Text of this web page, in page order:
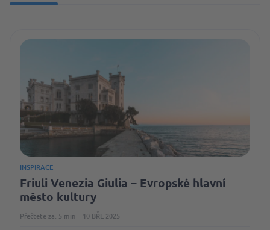
INSPIRACE
Friuli Venezia Giulia – Evropské hlavní
město kultury
Přečtete za: 5 min 10 BŘE 2025